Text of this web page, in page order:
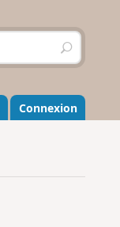
R
e
h
e
r
r
Connexion